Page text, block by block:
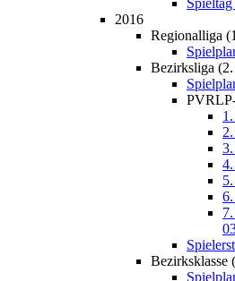
2016
Regionalliga
Bezirksliga
Bezirksklasse